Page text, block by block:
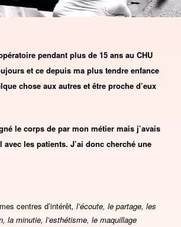
pendant plus de 15 ans au CHU
et ce depuis ma plus tendre enfance
chose aux autres et être proche d’eux
le corps de par mon métier mais j’avais
les patients. J’ai donc cherché une
centres d’intérêt, l’écoute, le partage, les
la minutie, l’esthétisme, le maquillage